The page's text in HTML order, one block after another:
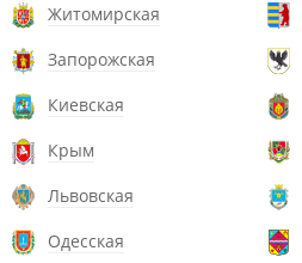
Житомирская
Запорожская
Киевская
Крым
Львовская
Одесская